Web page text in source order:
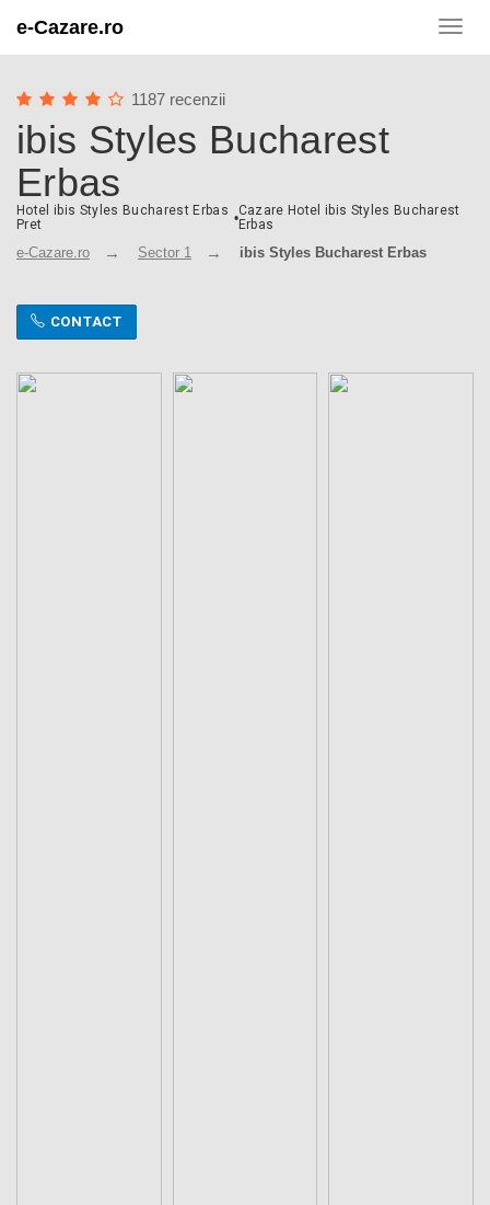
e-Cazare.ro
1187 recenzii
ibis Styles Bucharest
Erbas
Hotel ibis Styles Bucharest Erbas
Pret
•Cazare Hotel ibis Styles Bucharest
Erbas
e-Cazare.ro Sector 1 ibis Styles Bucharest Erbas
CONTACT